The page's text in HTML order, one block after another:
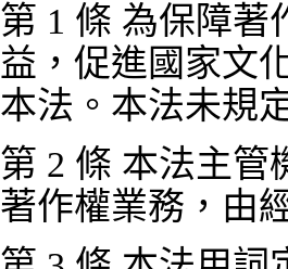
第 1 條 為保障著
益，促進國家文
本法。本法未規
第 2 條 本法主管
著作權業務，由